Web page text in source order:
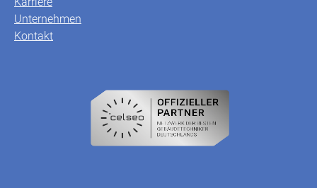
Unternehmen
Kontakt